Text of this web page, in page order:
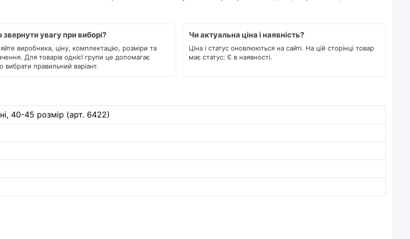
увагу при виборі?
виробника, ціну, комплектацію, розміри та
Для товарів однієї групи це допомагає
вибрати правильний варіант.
Чи актуальна ціна і наявність?
Ціна і статус оновлюються на сайті. На цій сторінці товар
має статус: Є в наявності.
40-45 розмір (арт. 6422)